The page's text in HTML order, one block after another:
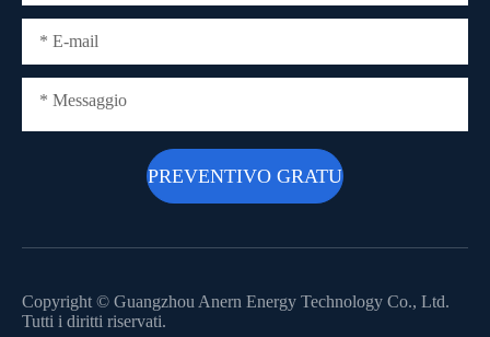
Copyright © Guangzhou Anern Energy Technology Co., Ltd.
Tutti i diritti riservati.